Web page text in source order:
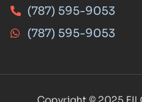
(787) 595-9053
(787) 595-9053